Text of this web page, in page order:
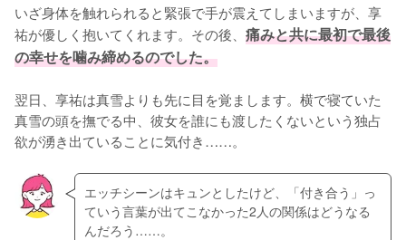
いざ身体を触れられると緊張で手が震えてしまいますが、享
祐が優しく抱いてくれます。その後、 痛みと共に最初で最後
の幸せを噛み締めるのでした。
翌日、享祐は真雪よりも先に目を覚まします。横で寝ていた
真雪の頭を撫でる中、彼女を誰にも渡したくないという独占
欲が湧き出ていることに気付き……。
エッチシーンはキュンとしたけど、「付き合う」っ
ていう言葉が出てこなかった2人の関係はどうなる
んだろう……。